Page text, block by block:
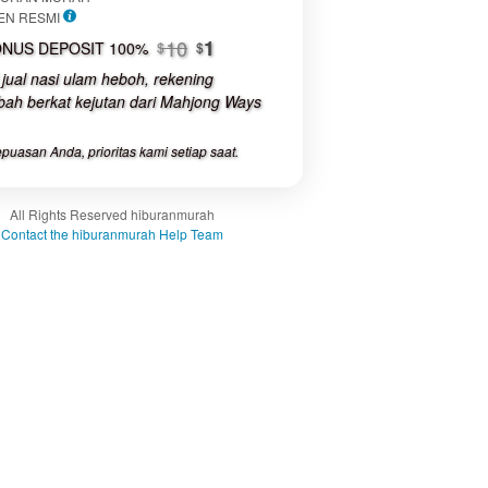
View
license
RESMI
DEPOSIT 100% $10 $1
nasi ulam heboh, rekening
berkat kejutan dari Mahjong Ways
Anda, prioritas kami setiap saat.
All Rights Reserved hiburanmurah
Contact the hiburanmurah Help Team